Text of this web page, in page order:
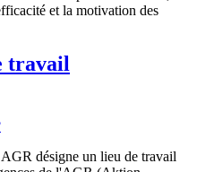
et la motivation des
travail
désigne un lieu de travail